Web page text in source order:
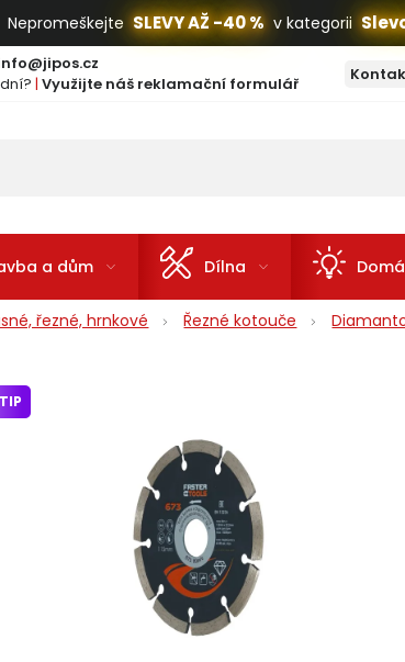
Nepromeškejte SLEVY AŽ -40 % v kategorii
| Využijte náš reklamační formulář
a dům Dílna
řezné, hrnkové Řezné kotouče
TIP